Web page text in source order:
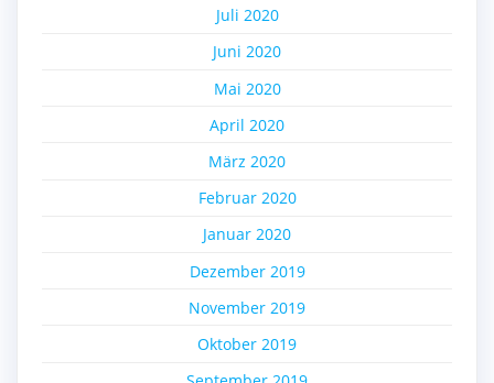
Juli 2020
Juni 2020
Mai 2020
April 2020
März 2020
Februar 2020
Januar 2020
Dezember 2019
November 2019
Oktober 2019